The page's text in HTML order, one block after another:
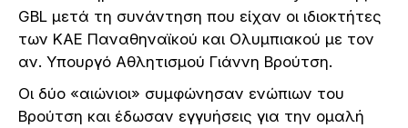
GBL μετά τη συνάντηση που είχαν οι ιδιοκτήτες
των ΚΑΕ Παναθηναϊκού και Ολυμπιακού με τον
αν. Υπουργό Αθλητισμού Γιάννη Βρούτση.
Οι δύο «αιώνιοι» συμφώνησαν ενώπιων του
Βρούτση και έδωσαν εγγυήσεις για την ομαλή